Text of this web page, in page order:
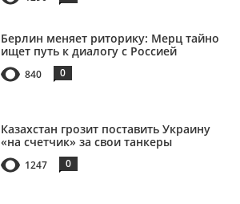
Берлин меняет риторику: Мерц тайно
ищет путь к диалогу с Россией
840 0
Казахстан грозит поставить Украину
«на счетчик» за свои танкеры
1247 0